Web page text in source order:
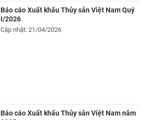
Báo cáo Xuất khẩu Thủy sản Việt Nam Quý
I/2026
Cập nhật: 21/04/2026
Báo cáo Xuất khẩu Thủy sản Việt Nam năm